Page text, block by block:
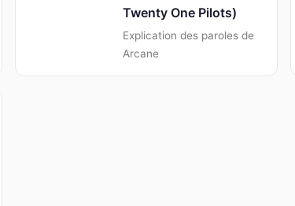
Twenty One Pilots)
Explication des paroles de
Arcane